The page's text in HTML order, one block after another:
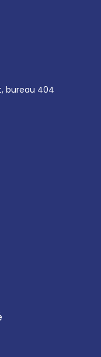
bureau 404